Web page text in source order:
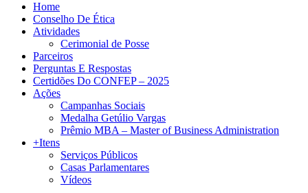
Home
Conselho De Ética
Atividades
Cerimonial de Posse
Parceiros
Perguntas E Respostas
Certidões Do CONFEP – 2025
Ações
Campanhas Sociais
Medalha Getúlio Vargas
Prêmio MBA – Master of Business Administration
+Itens
Serviços Públicos
Casas Parlamentares
Vídeos